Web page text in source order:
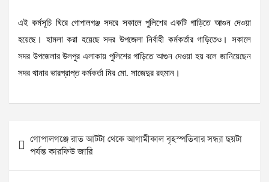
এই কর্মসূচি ঘিরে গোপালগঞ্জ সদরে সকালে পুলিশের একটি গাড়িতে আগুন দেওয়া
হয়েছে। হামলা করা হয়েছে সদর উপজেলা নির্বাহী কর্মকর্তার গাড়িতেও। সকালে
সদর উপজেলার উলপুর এলাকায় পুলিশের গাড়িতে আগুন দেওয়া হয় বলে জানিয়েছেন
সদর থানার ভারপ্রাপ্ত কর্মকর্তা মির মো. সাজেদুর রহমান।
navigation
গোপালগঞ্জে রাত আটটা থেকে আগামীকাল বৃহস্পতিবার সন্ধ্যা ছয়টা
পর্যন্ত কারফিউ জারি